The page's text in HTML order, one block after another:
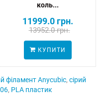
коль...
11999.0 грн.
13952.0 грн.
КУПИТИ
філамент Anycubic, сірий
, PLA пластик